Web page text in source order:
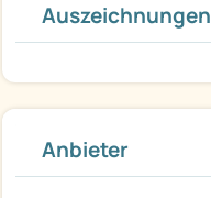
Auszeichnungen
Anbieter